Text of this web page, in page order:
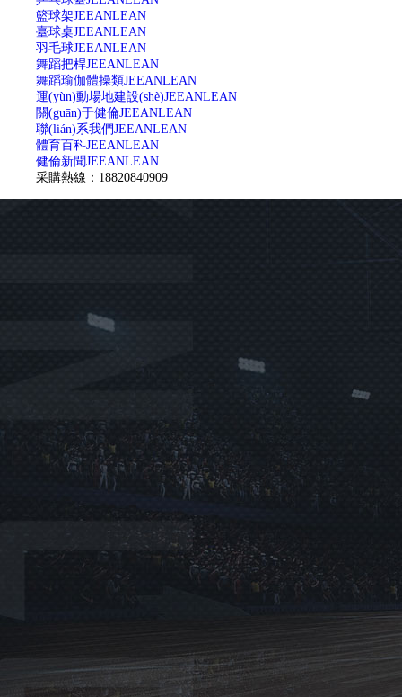
籃球架JEEANLEAN
臺球桌JEEANLEAN
羽毛球JEEANLEAN
舞蹈把桿JEEANLEAN
舞蹈瑜伽體操類JEEANLEAN
運(yùn)動場地建設(shè)JEEANLEAN
關(guān)于健倫JEEANLEAN
聯(lián)系我們JEEANLEAN
體育百科JEEANLEAN
健倫新聞JEEANLEAN
采購熱線：18820840909